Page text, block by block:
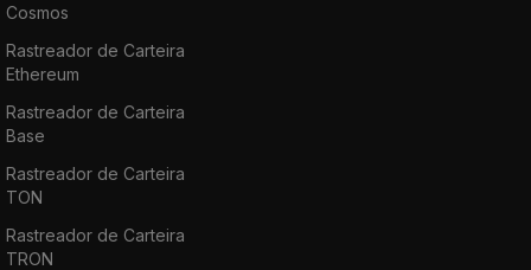
Cosmos
Rastreador de Carteira
Ethereum
Rastreador de Carteira
Base
Rastreador de Carteira
TON
Rastreador de Carteira
TRON